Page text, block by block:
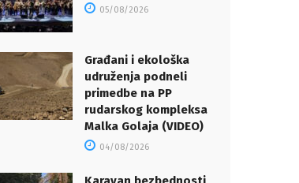
05/08/2026
Građani i ekološka
udruženja podneli
primedbe na PP
rudarskog kompleksa
Malka Golaja (VIDEO)
04/08/2026